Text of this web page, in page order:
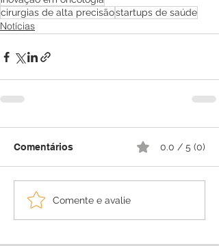
cirurgias de alta precisãostartups de saúde
Notícias
Comentários 0.0 / 5 (0)
Comente e avalie